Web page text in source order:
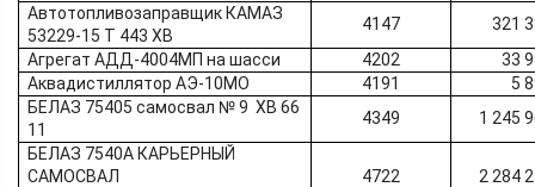
Автотопливозаправщик КАМАЗ
53229-15 Т 443 ХВ
4147
321
Агрегат АДД-4004МП на шасси
4202
33
Аквадистиллятор АЭ-10МО
4191
5
БЕЛАЗ 75405 самосвал № 9 ХВ 66
11
4349
1 245
БЕЛАЗ 7540A КАРЬЕРНЫЙ
САМОСВАЛ
4722 2 284